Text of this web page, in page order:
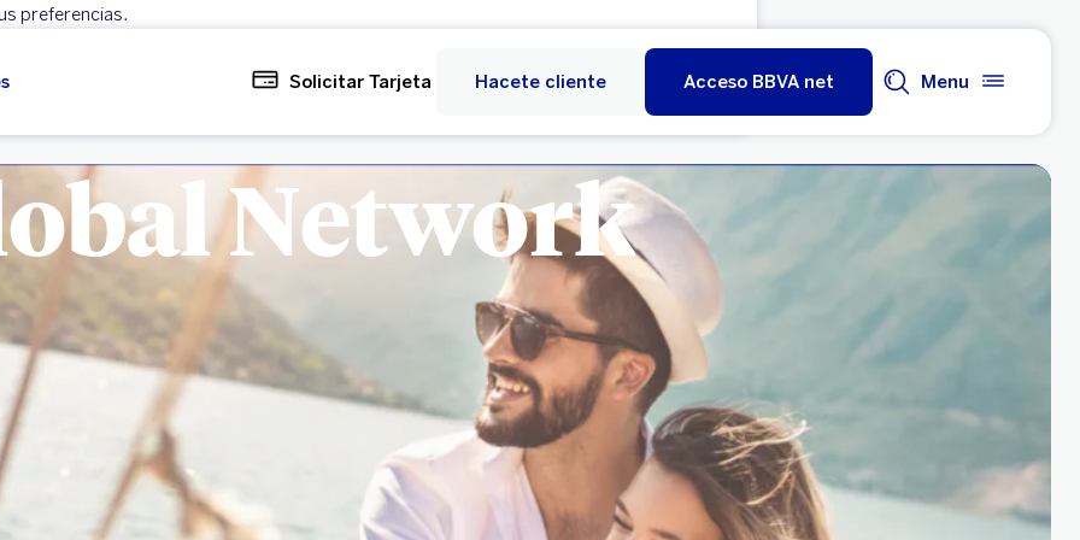
preferencias.
Configurar Solicitar Tarjeta Hacete cliente Acceso BBVA net Menu
Network